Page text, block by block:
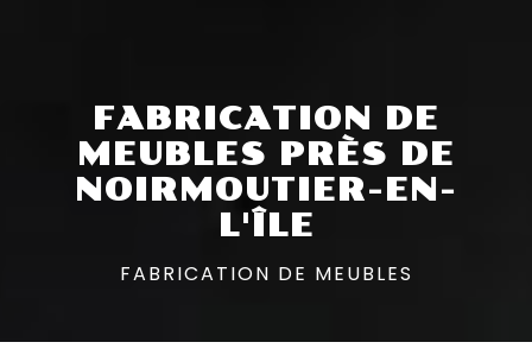
FABRICATION DE
MEUBLES PRÈS DE
NOIRMOUTIER-EN-
L'ÎLE
FABRICATION DE MEUBLES